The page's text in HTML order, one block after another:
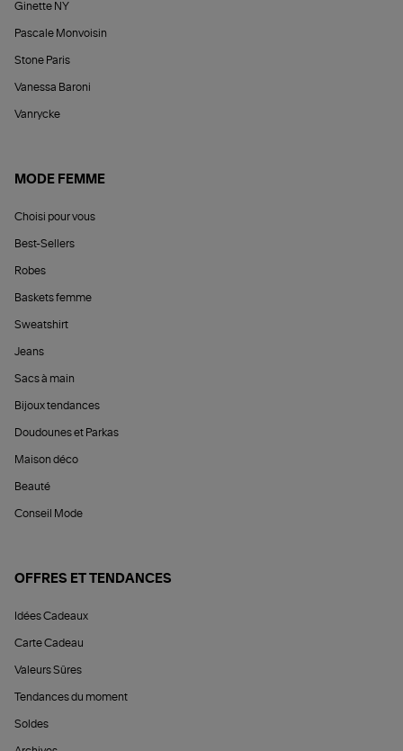
Ginette NY
Pascale Monvoisin
Stone Paris
Vanessa Baroni
Vanrycke
MODE FEMME
Choisi pour vous
Best-Sellers
Robes
Baskets femme
Sweatshirt
Jeans
Sacs à main
Bijoux tendances
Doudounes et Parkas
Maison déco
Beauté
Conseil Mode
OFFRES ET TENDANCES
Idées Cadeaux
Carte Cadeau
Valeurs Sûres
Tendances du moment
Soldes